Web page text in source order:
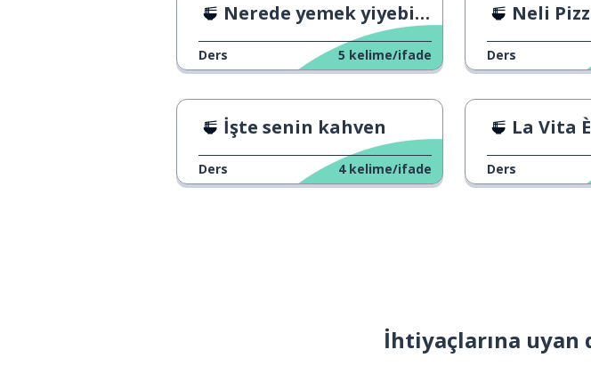
Nerede yemek yiyebiliriz?
Ders 5 kelime/ifade
Neli
Ders
İşte senin kahven
Ders 4 kelime/ifade
La Vita È
Ders
İhtiyaçlarına uyan